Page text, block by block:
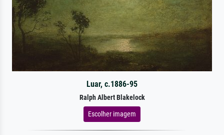
Luar, c.1886-95
Ralph Albert Blakelock
Escolher imagem